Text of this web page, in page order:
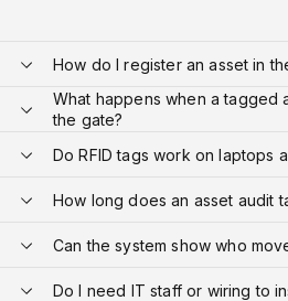
How do I register an asset in
What happens when a tagged
the gate?
Do RFID tags work on laptops
How long does an asset audit
Can the system show who
Do I need IT staff or wiring to